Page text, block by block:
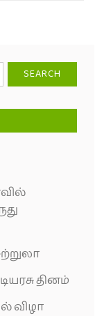
தினம்
விழா